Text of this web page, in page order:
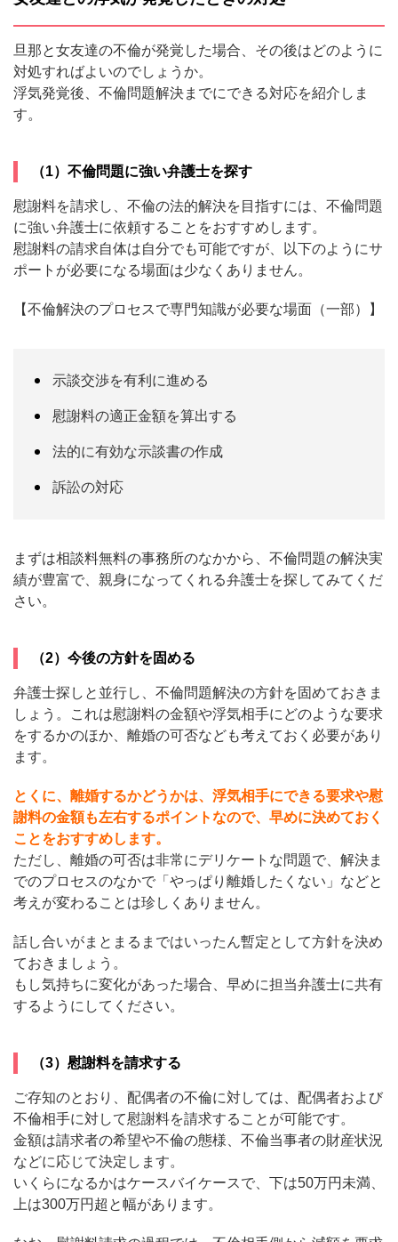
旦那と女友達の不倫が発覚した場合、その後はどのように
対処すればよいのでしょうか。
浮気発覚後、不倫問題解決までにできる対応を紹介しま
す。
（1）不倫問題に強い弁護士を探す
慰謝料を請求し、不倫の法的解決を目指すには、不倫問題
に強い弁護士に依頼することをおすすめします。
慰謝料の請求自体は自分でも可能ですが、以下のようにサ
ポートが必要になる場面は少なくありません。
【不倫解決のプロセスで専門知識が必要な場面（一部）】
示談交渉を有利に進める
慰謝料の適正金額を算出する
法的に有効な示談書の作成
訴訟の対応
まずは相談料無料の事務所のなかから、不倫問題の解決実
績が豊富で、親身になってくれる弁護士を探してみてくだ
さい。
（2）今後の方針を固める
弁護士探しと並行し、不倫問題解決の方針を固めておきま
しょう。これは慰謝料の金額や浮気相手にどのような要求
をするかのほか、離婚の可否なども考えておく必要があり
ます。
とくに、離婚するかどうかは、浮気相手にできる要求や慰
謝料の金額も左右するポイントなので、早めに決めておく
ことをおすすめします。
ただし、離婚の可否は非常にデリケートな問題で、解決ま
でのプロセスのなかで「やっぱり離婚したくない」などと
考えが変わることは珍しくありません。
話し合いがまとまるまではいったん暫定として方針を決め
ておきましょう。
もし気持ちに変化があった場合、早めに担当弁護士に共有
するようにしてください。
（3）慰謝料を請求する
ご存知のとおり、配偶者の不倫に対しては、配偶者および
不倫相手に対して慰謝料を請求することが可能です。
金額は請求者の希望や不倫の態様、不倫当事者の財産状況
などに応じて決定します。
いくらになるかはケースバイケースで、下は50万円未満、
上は300万円超と幅があります。